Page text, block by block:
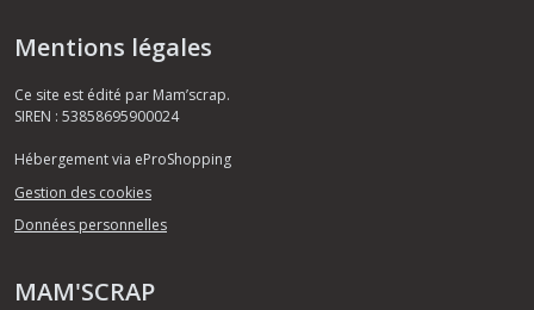
Mentions légales
Ce site est édité par Mam’scrap.
SIREN : 53858695900024
Hébergement via eProShopping
Gestion des cookies
Données personnelles
MAM'SCRAP